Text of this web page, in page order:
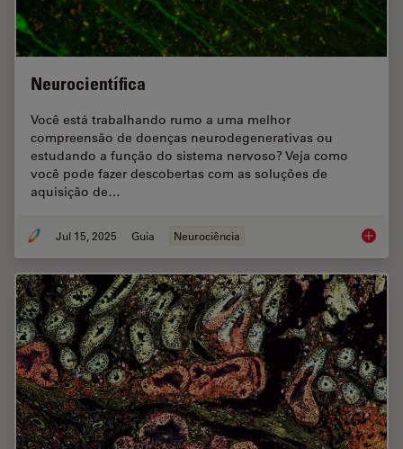
Neurocientífica
Você está trabalhando rumo a uma melhor
compreensão de doenças neurodegenerativas ou
estudando a função do sistema nervoso? Veja como
você pode fazer descobertas com as soluções de
aquisição de…
Jul 15, 2025 Guia Neurociência